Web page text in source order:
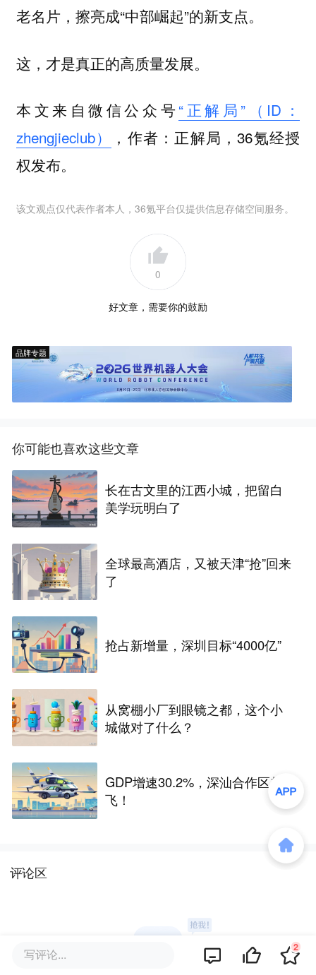
老名片，擦亮成“中部崛起”的新支点。
这，才是真正的高质量发展。
本文来自微信公众号“正解局”（ID：
zhengjieclub）
，作者：正解局，36氪经授
权发布。
该文观点仅代表作者本人，36氪平台仅提供信息存储空间服务。
0
好文章，需要你的鼓励
品牌专题
你可能也喜欢这些文章
长在古文里的江西小城，把留白
美学玩明白了
全球最高酒店，又被天津“抢”回来
了
抢占新增量，深圳目标“4000亿”
从窝棚小厂到眼镜之都，这个小
城做对了什么？
GDP增速30.2%，深汕合作区起
飞！
评论区
写评论... 2